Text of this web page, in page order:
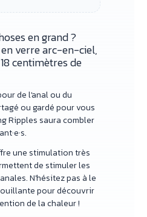
en grand ?
verre arc-en-ciel,
centimètres de
de l'anal ou du
ou gardé pour vous
Ripples saura combler
une stimulation très
de stimuler les
N'hésitez pas à le
pour découvrir
de la chaleur !